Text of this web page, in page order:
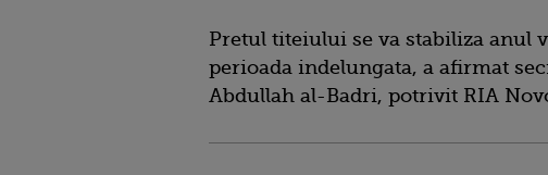
Pretul titeiului se va stabiliza anul
perioada indelungata, a afirmat
Abdullah al-Badri, potrivit RIA